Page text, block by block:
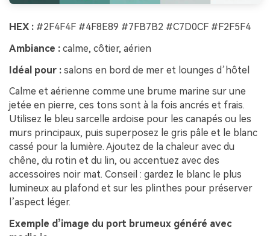
HEX : #2F4F4F #4F8E89 #7FB7B2 #C7D0CF #F2F5F4
Ambiance : calme, côtier, aérien
Idéal pour : salons en bord de mer et lounges d’hôtel
Calme et aérienne comme une brume marine sur une
jetée en pierre, ces tons sont à la fois ancrés et frais.
Utilisez le bleu sarcelle ardoise pour les canapés ou les
murs principaux, puis superposez le gris pâle et le blanc
cassé pour la lumière. Ajoutez de la chaleur avec du
chêne, du rotin et du lin, ou accentuez avec des
accessoires noir mat. Conseil : gardez le blanc le plus
lumineux au plafond et sur les plinthes pour préserver
l’aspect léger.
Exemple d’image du port brumeux généré avec